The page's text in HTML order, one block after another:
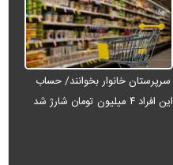
سرپرستان خانوار بخوانند/ حساب
این افراد ۴ میلیون تومان شارژ شد